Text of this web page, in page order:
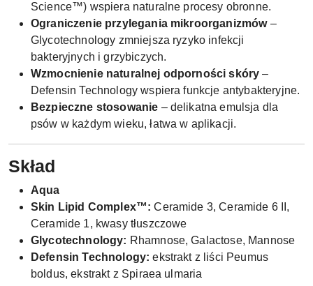
Science™) wspiera naturalne procesy obronne.
Ograniczenie przylegania mikroorganizmów–
Glycotechnology zmniejsza ryzyko infekcji
bakteryjnych i grzybiczych.
Wzmocnienie naturalnej odporności skóry –
Defensin Technology wspiera funkcje antybakteryjne.
Bezpieczne stosowanie – delikatna emulsja dla
psów w każdym wieku, łatwa w aplikacji.
Skład
Aqua
Skin Lipid Complex™: Ceramide 3, Ceramide 6 II,
Ceramide 1, kwasy tłuszczowe
Glycotechnology: Rhamnose, Galactose, Mannose
Defensin Technology: ekstrakt z liści Peumus
boldus, ekstrakt z Spiraea ulmaria